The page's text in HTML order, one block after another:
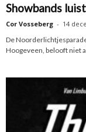
Showbands
Cor Vosseberg - 14
De
Hoogeveen, belooft niet